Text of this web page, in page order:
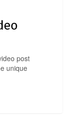
post
unique